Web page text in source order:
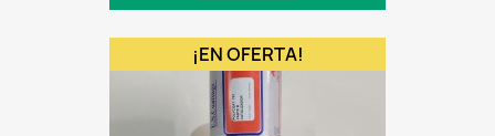
¡EN OFERTA!